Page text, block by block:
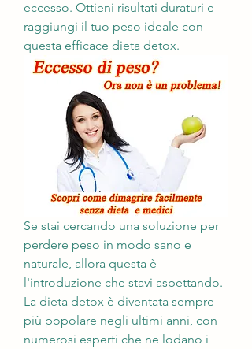
eccesso. Ottieni risultati duraturi e
raggiungi il tuo peso ideale con
questa efficace dieta detox.
Se stai cercando una soluzione per
perdere peso in modo sano e
naturale, allora questa è
l'introduzione che stavi aspettando.
La dieta detox è diventata sempre
più popolare negli ultimi anni, con
numerosi esperti che ne lodano i